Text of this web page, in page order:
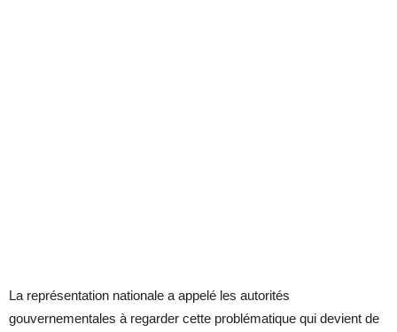
La représentation nationale a appelé les autorités
gouvernementales à regarder cette problématique qui devient de